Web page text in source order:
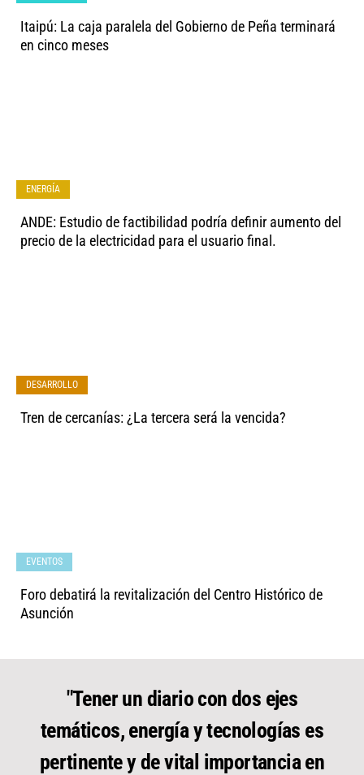
Itaipú: La caja paralela del Gobierno de Peña terminará
en cinco meses
ANDE: Estudio de factibilidad podría definir aumento del
precio de la electricidad para el usuario final.
ENERGÍA
Tren de cercanías: ¿La tercera será la vencida?
DESARROLLO
Foro debatirá la revitalización del Centro Histórico de
Asunción
EVENTOS
"Tener un diario con dos ejes
temáticos, energía y tecnologías es
pertinente y de vital importancia en